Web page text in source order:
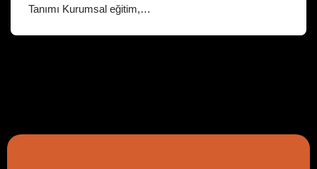
Tanımı Kurumsal eğitim,…